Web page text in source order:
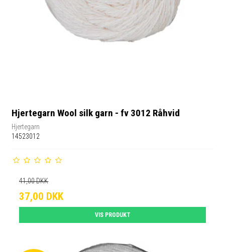
Hjertegarn Wool silk garn - fv 3012 Råhvid
Hjertegarn
14523012
41,00 DKK
37,00 DKK
VIS PRODUKT